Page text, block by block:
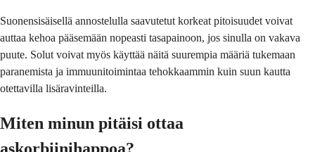
Suonensisäisellä annostelulla saavutetut korkeat pitoisuudet voivat
auttaa kehoa pääsemään nopeasti tasapainoon, jos sinulla on vakava
puute. Solut voivat myös käyttää näitä suurempia määriä tukemaan
paranemista ja immuunitoimintaa tehokkaammin kuin suun kautta
otettavilla lisäravinteilla.
Miten minun pitäisi ottaa